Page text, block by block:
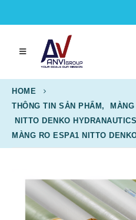
HOME
THÔNG TIN SẢN PHẨM ,
NITTO DENKO HYDRANAUTICS
MÀNG RO ESPA1 NITTO